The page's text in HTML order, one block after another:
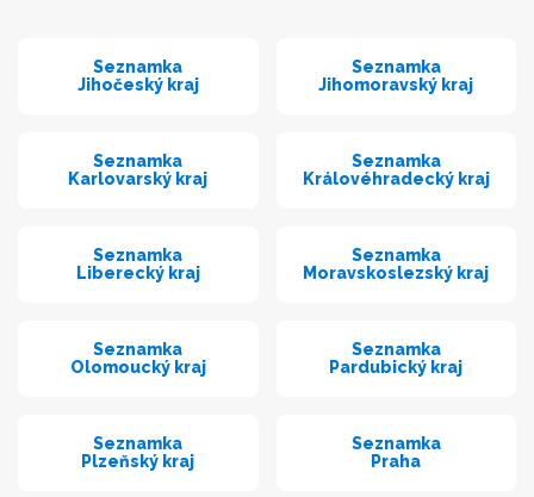
Seznamka
Jihočeský kraj
Seznamka
Jihomoravský kraj
Seznamka
Karlovarský kraj
Seznamka
Královéhradecký kraj
Seznamka
Liberecký kraj
Seznamka
Moravskoslezský kraj
Seznamka
Olomoucký kraj
Seznamka
Pardubický kraj
Seznamka
Plzeňský kraj
Seznamka
Praha